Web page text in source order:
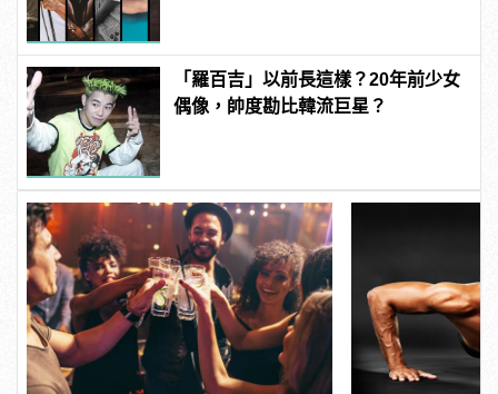
「羅百吉」以前長這樣？20年前少女
偶像，帥度勘比韓流巨星？